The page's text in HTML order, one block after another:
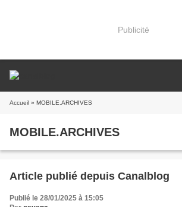
Publicité
Accueil » MOBILE.ARCHIVES
MOBILE.ARCHIVES
Article publié depuis Canalblog
Publié le 28/01/2025 à 15:05